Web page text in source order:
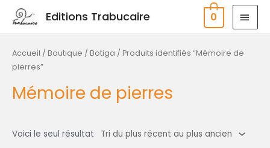
contenu
Editions Trabucaire 0
Accueil / Boutique / Botiga / Produits identifiés “Mémoire de
pierres”
Mémoire de pierres
Voici le seul résultat